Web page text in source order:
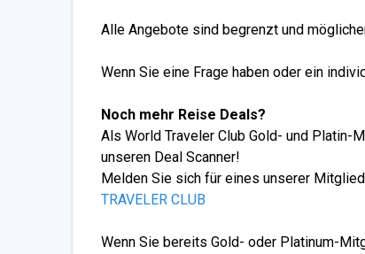
Alle Angebote sind begrenzt und
Wenn Sie eine Frage haben oder ein
Noch mehr Reise Deals?
Als World Traveler Club Gold- und Platin-
unseren Deal Scanner!
Melden Sie sich für eines unserer
TRAVELER CLUB
Wenn Sie bereits Gold- oder Platinum-